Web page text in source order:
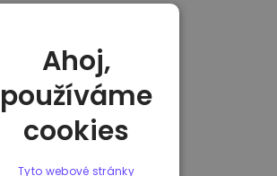
Ahoj,
používáme
cookies
Tyto webové stránky